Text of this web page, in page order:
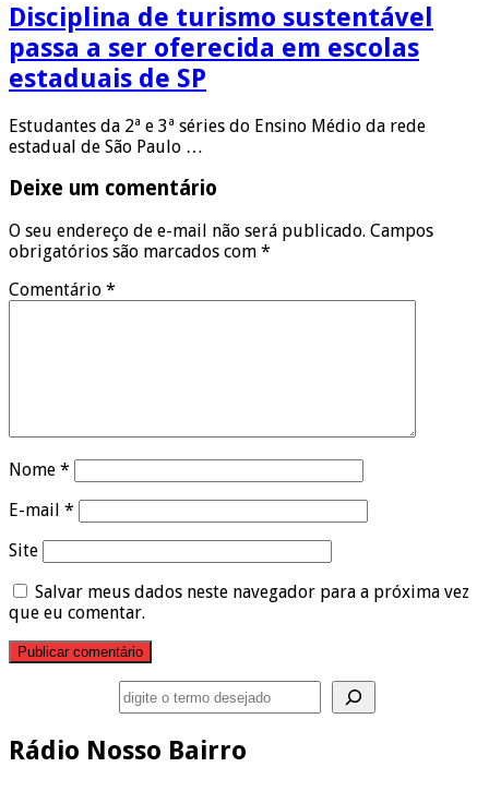
Disciplina de turismo sustentável
passa a ser oferecida em escolas
estaduais de SP
Estudantes da 2ª e 3ª séries do Ensino Médio da rede
estadual de São Paulo …
Deixe um comentário
O seu endereço de e-mail não será publicado. Campos
obrigatórios são marcados com *
Comentário *
Nome *
E-mail *
Site
Salvar meus dados neste navegador para a próxima vez
que eu comentar.
Rádio Nosso Bairro